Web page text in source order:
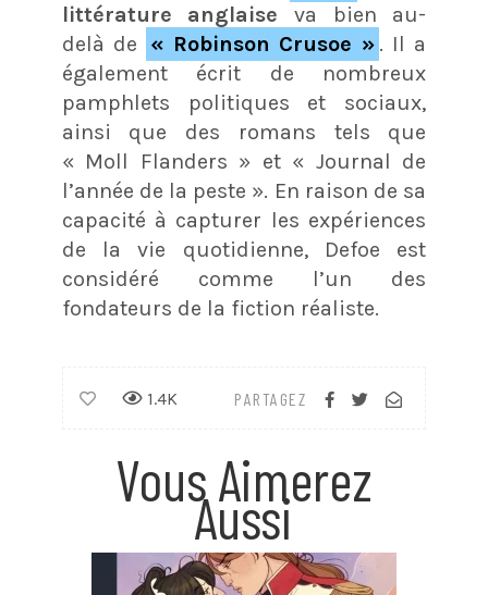
littérature anglaise va bien au-
delà de
« Robinson Crusoe » . Il a
également écrit de nombreux
pamphlets politiques et sociaux,
ainsi que des romans tels que
« Moll Flanders » et « Journal de
l’année de la peste ». En raison de sa
capacité à capturer les expériences
de la vie quotidienne, Defoe est
considéré comme l’un des
fondateurs de la fiction réaliste.
PARTAGEZ
1.4K
Vous Aimerez
Aussi